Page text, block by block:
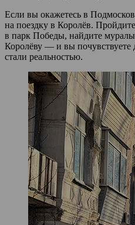
Если вы окажетесь в
на поездку в Королёв.
в парк Победы, найдите
Королёву — и вы почувствуете
стали реальностью.